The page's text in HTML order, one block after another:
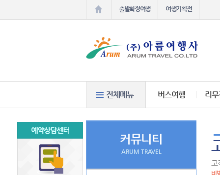
출발확정여행 여행기획전
버스여행 리
커뮤니티
ARUM TRAVEL
고
비